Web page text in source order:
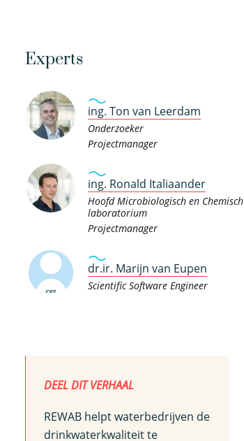
Experts
ing. Ton van Leerdam
Onderzoeker
Projectmanager
ing. Ronald Italiaander
Hoofd Microbiologisch en Chemisch
laboratorium
Projectmanager
dr.ir. Marijn van Eupen
Scientific Software Engineer
DEEL DIT VERHAAL
REWAB helpt waterbedrijven de
drinkwaterkwaliteit te